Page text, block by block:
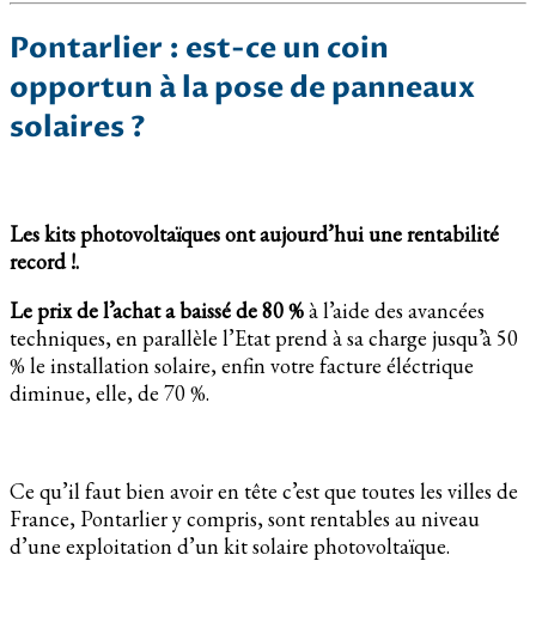
Pontarlier : est-ce un coin
opportun à la pose de panneaux
solaires ?
Les kits photovoltaïques ont aujourd’hui une rentabilité
record !.
Le prix de l’achat a baissé de 80 %à l’aide des avancées
techniques, en parallèle l’Etat prend à sa charge jusqu’à 50
% le installation solaire, enfin votre facture éléctrique
diminue, elle, de 70 %.
Ce qu’il faut bien avoir en tête c’est que toutes les villes de
France, Pontarlier y compris, sont rentables au niveau
d’une exploitation d’un kit solaire photovoltaïque.